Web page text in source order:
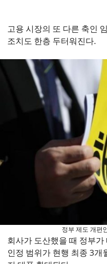
고용 시장의 또 다른 축인
조치도 한층 두터워진다.
정부 제도 개편
회사가 도산했을 때 정부
인정 범위가 현행 최종 3